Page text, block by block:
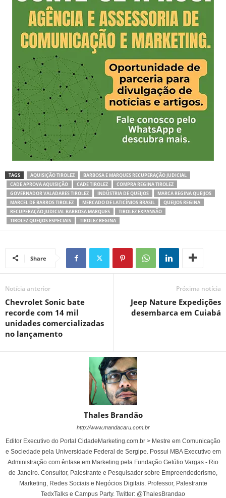
TAGS AQUISIÇÃO TIROLEZ
BARBOSA E MARQUES RECUPERAÇÃO JUDICIAL
CADE APROVA AQUISIÇÃO
CADE TIROLEZ
COMPRA REGINA TIROLEZ
GOVERNADOR VALADARES TIROLEZ
INDÚSTRIA DE QUEIJOS
MARCA REGINA QUEIJOS
MARCEL DE BARROS TIROLEZ
MERCADO DE LATICÍNIOS BRASIL
QUEIJOS REGINA
RECUPERAÇÃO JUDICIAL BARBOSA MARQUES
TIROLEZ EXPANSÃO
TIROLEZ QUEIJOS ESPECIAIS
TIROLEZ REGINA
Share
Notícia anterior
Chevrolet Sonic bate
recorde com 14 mil
unidades comercializadas
no lançamento
Próxima notícia
Jeep Nature Expedições
desembarca em Cuiabá
Thales Brandão
http://www.mandacaru.com.br
Editor Executivo do Portal CidadeMarketing.com.br > Mestre em Comunicação
e Sociedade pela Universidade Federal de Sergipe. Possui MBA Executivo em
Administração com ênfase em Marketing pela Fundação Getúlio Vargas - Rio
de Janeiro. Consultor, Palestrante e Pesquisador sobre Empreendedorismo,
Marketing, Redes Sociais e Negócios Digitais. Professor, Palestrante
TedxTalks e Campus Party. Twitter: @ThalesBrandao